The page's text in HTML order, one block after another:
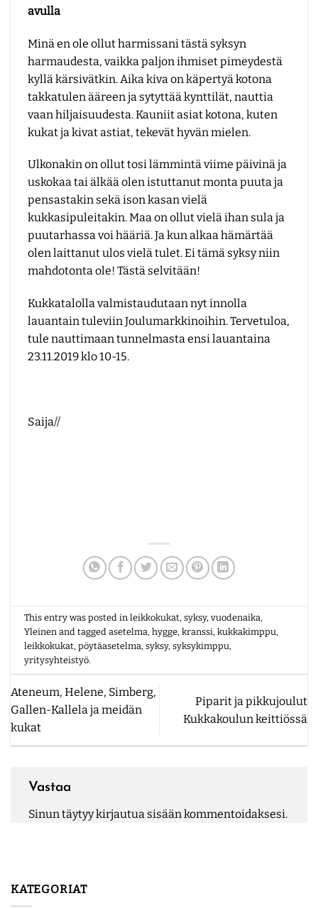
KATEGORIAT
avulla
Minä en ole ollut harmissani tästä syksyn
harmaudesta, vaikka paljon ihmiset pimeydestä
kyllä kärsivätkin. Aika kiva on käpertyä kotona
takkatulen ääreen ja sytyttää kynttilät, nauttia
vaan hiljaisuudesta. Kauniit asiat kotona, kuten
kukat ja kivat astiat, tekevät hyvän mielen.
Ulkonakin on ollut tosi lämmintä viime päivinä ja
uskokaa tai älkää olen istuttanut monta puuta ja
pensastakin sekä ison kasan vielä
kukkasipuleitakin. Maa on ollut vielä ihan sula ja
puutarhassa voi hääriä. Ja kun alkaa hämärtää
olen laittanut ulos vielä tulet. Ei tämä syksy niin
mahdotonta ole! Tästä selvitään!
Kukkatalolla valmistaudutaan nyt innolla
lauantain tuleviinJoulumarkkinoihin. Tervetuloa,
tule nauttimaan tunnelmasta ensi lauantaina
23.11.2019 klo 10-15.
Saija//
This entry was posted inleikkokukat,syksy,vuodenaika,
Yleinen and taggedasetelma,hygge,kranssi,kukkakimppu,
leikkokukat,pöytäasetelma,syksy,syksykimppu,
yritysyhteistyö.
Ateneum, Helene, Simberg,
Gallen-Kallela ja meidän
kukat
Piparit ja pikkujoulut
Kukkakoulun keittiössä
Vastaa
Sinun täytyykirjautua sisäänkommentoidaksesi.